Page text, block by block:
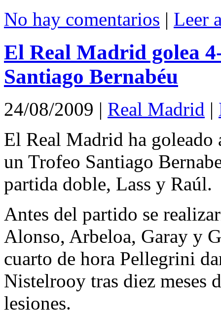
No hay comentarios | Leer
El Real Madrid golea
Santiago Bernabéu
24/08/2009 | Real Madrid |
El Real Madrid ha goleado
un Trofeo Santiago
partida doble, Lass y Raúl.
Antes del partido se
Alonso, Arbeloa, Garay y
cuarto de hora Pellegrini
Nistelrooy tras diez meses
lesiones.